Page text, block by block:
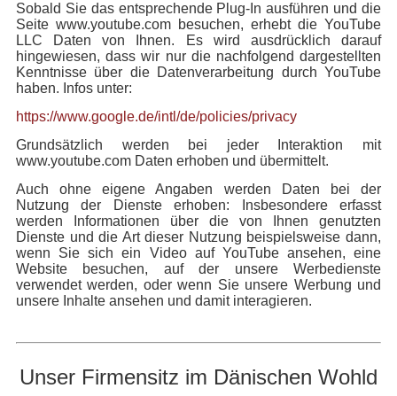
Sobald Sie das entsprechende Plug-In ausführen und die
Seite www.youtube.com besuchen, erhebt die YouTube
LLC Daten von Ihnen. Es wird ausdrücklich darauf
hingewiesen, dass wir nur die nachfolgend dargestellten
Kenntnisse über die Datenverarbeitung durch YouTube
haben. Infos unter:
https://www.google.de/intl/de/policies/privacy
Grundsätzlich werden bei jeder Interaktion mit
www.youtube.com Daten erhoben und übermittelt.
Auch ohne eigene Angaben werden Daten bei der
Nutzung der Dienste erhoben: Insbesondere erfasst
werden Informationen über die von Ihnen genutzten
Dienste und die Art dieser Nutzung beispielsweise dann,
wenn Sie sich ein Video auf YouTube ansehen, eine
Website besuchen, auf der unsere Werbedienste
verwendet werden, oder wenn Sie unsere Werbung und
unsere Inhalte ansehen und damit interagieren.
Unser Firmensitz im Dänischen Wohld